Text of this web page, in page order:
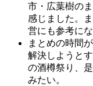
市・広葉樹の
感じました。
営にも参考にな
まとめの時間
解決しようと
の酒樽祭り、
みたい。